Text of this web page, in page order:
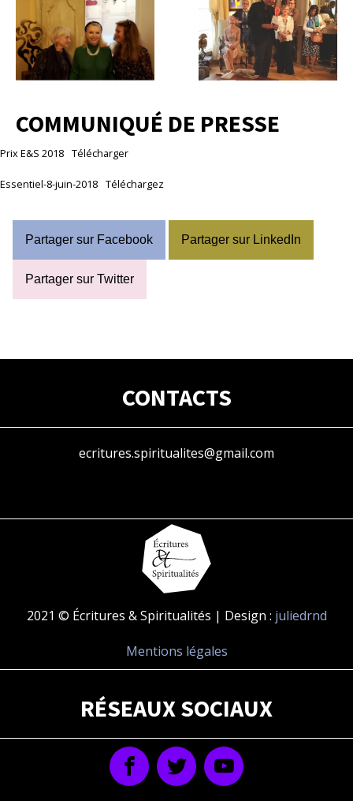
COMMUNIQUÉ DE PRESSE
Prix E&S 2018 Télécharger
Essentiel-8-juin-2018 Téléchargez
Partager sur Facebook Partager sur LinkedIn
Partager sur Twitter
CONTACTS
ecritures.spiritualites@gmail.com
2021 © Écritures & Spiritualités | Design : juliedrnd
Mentions légales
RÉSEAUX SOCIAUX